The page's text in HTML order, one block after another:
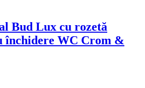
Bud Lux cu rozetă
închidere WC Crom &